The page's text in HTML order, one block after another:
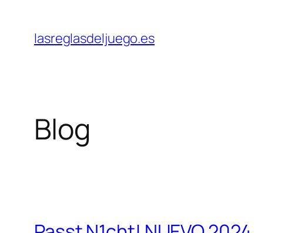
content
lasreglasdeljuego.es
Blog